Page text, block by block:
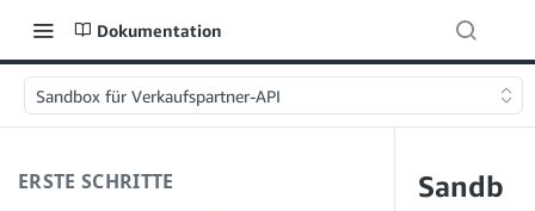
Dokumentation
Sandbox für Verkaufspartner-API
ERSTE SCHRITTE
Sandb